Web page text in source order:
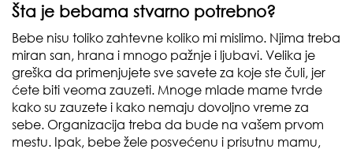
Šta je bebama stvarno potrebno?
Bebe nisu toliko zahtevne koliko mi mislimo. Njima treba
miran san, hrana i mnogo pažnje i ljubavi. Velika je
greška da primenjujete sve savete za koje ste čuli, jer
ćete biti veoma zauzeti. Mnoge mlade mame tvrde
kako su zauzete i kako nemaju dovoljno vreme za
sebe. Organizacija treba da bude na vašem prvom
mestu. Ipak, bebe žele posvećenu i prisutnu mamu,